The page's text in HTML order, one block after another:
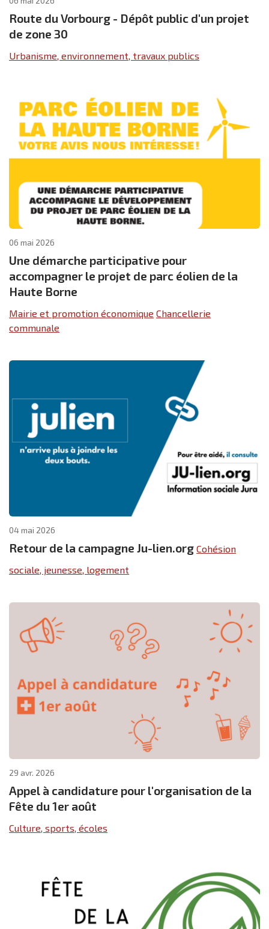
Route du Vorbourg - Dépôt public d'un projet
de zone 30
Urbanisme, environnement, travaux publics
06 mai 2026
Une démarche participative pour
accompagner le projet de parc éolien de la
Haute Borne
Mairie et promotion économique Chancellerie
communale
04 mai 2026
Retour de la campagne Ju-lien.org Cohésion
sociale, jeunesse, logement
29 avr. 2026
Appel à candidature pour l'organisation de la
Fête du 1er août
Culture, sports, écoles